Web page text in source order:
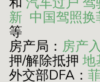
新 中国驾照
等
房产局： 房产
押/解除抵押 地
外交部DFA：